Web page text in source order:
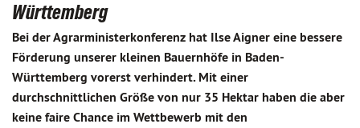
Württemberg
Bei der Agrarministerkonferenz hat Ilse Aigner eine bessere
Förderung unserer kleinen Bauernhöfe in Baden-
Württemberg vorerst verhindert. Mit einer
durchschnittlichen Größe von nur 35 Hektar haben die aber
keine faire Chance im Wettbewerb mit den